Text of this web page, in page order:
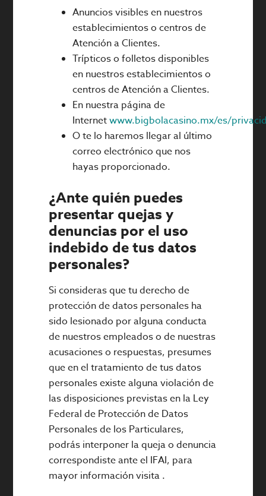
Anuncios visibles en nuestros
establecimientos o centros de
Atención a Clientes.
Trípticos o folletos disponibles
en nuestros establecimientos o
centros de Atención a Clientes.
En nuestra página de
Internetwww.bigbolacasino.mx/es/
O te lo haremos llegar al último
correo electrónico que nos
hayas proporcionado.
¿Ante quién puedes
presentar quejas y
denuncias por el uso
indebido de tus datos
personales?
Si consideras que tu derecho de
protección de datos personales ha
sido lesionado por alguna conducta
de nuestros empleados o de nuestras
acusaciones o respuestas, presumes
que en el tratamiento de tus datos
personales existe alguna violación de
las disposiciones previstas en la Ley
Federal de Protección de Datos
Personales de los Particulares,
podrás interponer la queja o denuncia
correspondiste ante el IFAI, para
mayor información visita .